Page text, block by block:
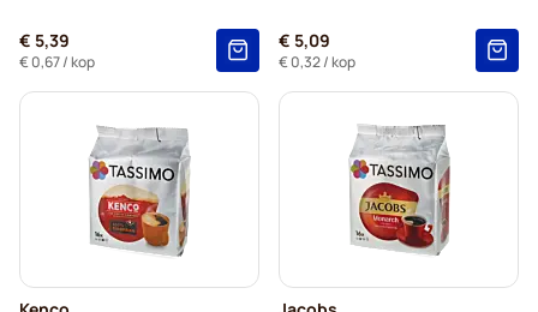
€ 5,39
€ 0,67/ kop
€ 5,09
€ 0,32/ kop